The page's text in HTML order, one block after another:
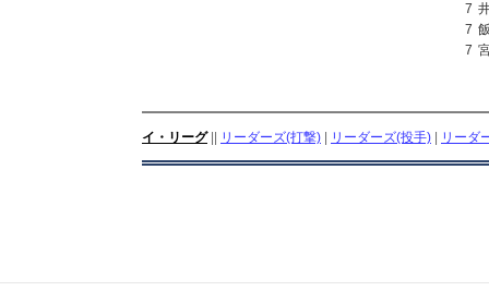
7
7
7
イ・リーグ|| リーダーズ(打撃) リーダーズ(投手) リーダ